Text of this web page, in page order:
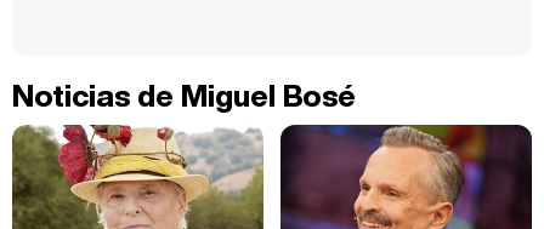
Noticias de Miguel Bosé